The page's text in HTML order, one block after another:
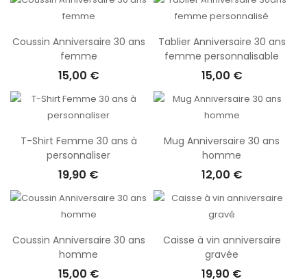
Coussin Anniversaire 30 ans
femme
15,00 €
Tablier Anniversaire 30 ans
femme personnalisable
15,00 €
T-Shirt Femme 30 ans à
personnaliser
19,90 €
Mug Anniversaire 30 ans
homme
12,00 €
Coussin Anniversaire 30 ans
homme
15,00 €
Caisse à vin anniversaire
gravée
19,90 €